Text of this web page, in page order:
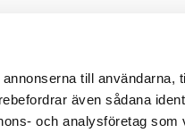
till användarna,
även sådana
och analysföretag som